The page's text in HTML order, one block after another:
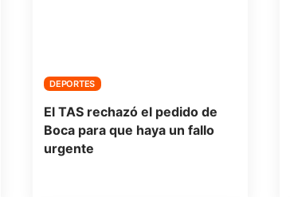
DEPORTES
El TAS rechazó el pedido de
Boca para que haya un fallo
urgente